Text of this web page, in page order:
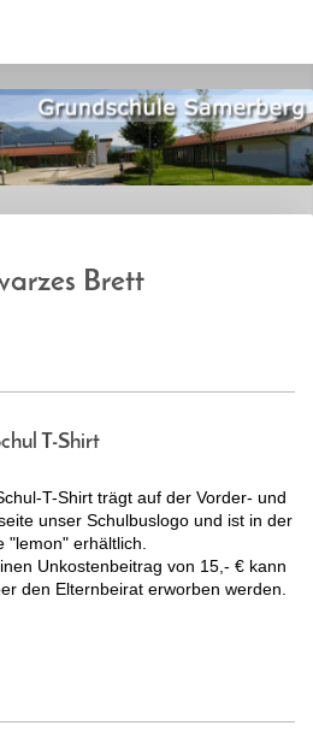
Brett
T-Shirt
T-Shirt trägt auf der Vorder- und
unser Schulbuslogo und ist in der
"lemon" erhältlich.
Unkostenbeitrag von 15,- € kann
den Elternbeirat erworben werden.